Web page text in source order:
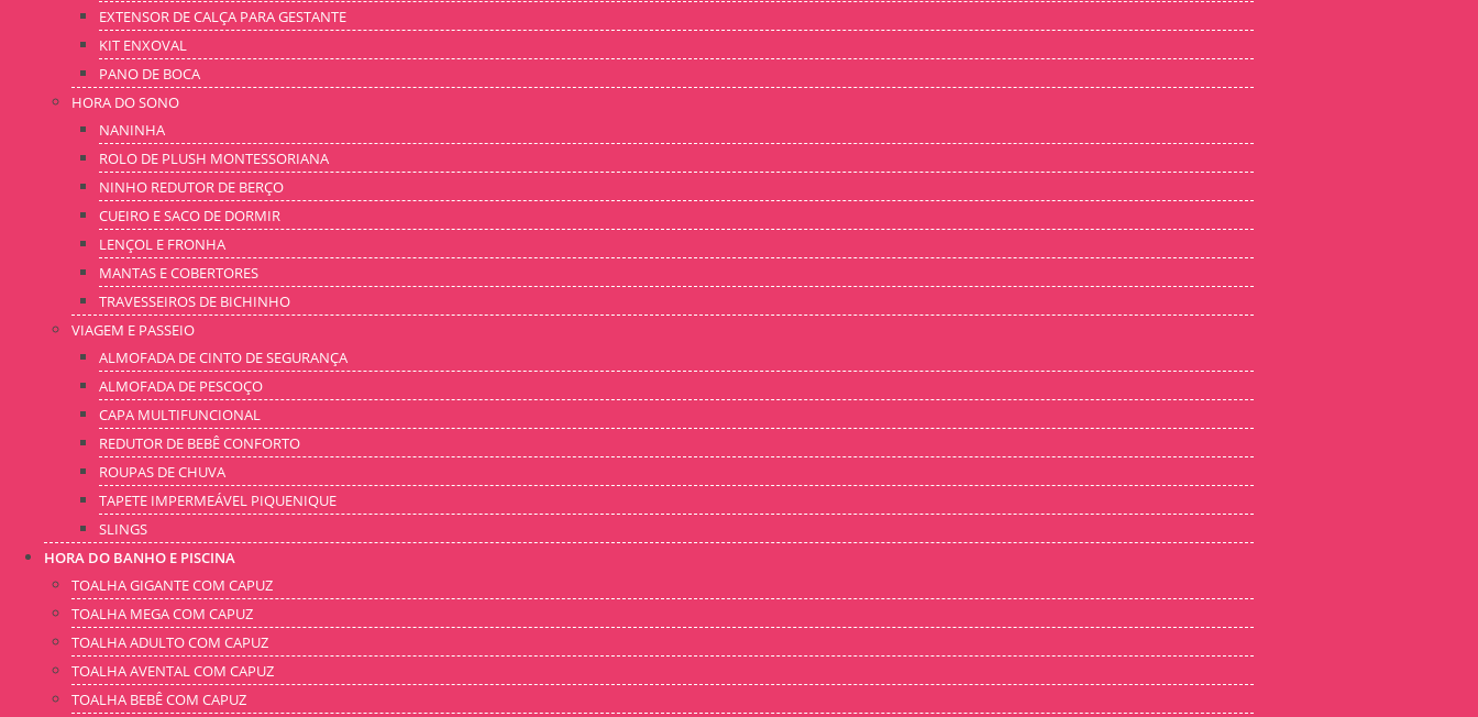
EXTENSOR DE CALÇA PARA GESTANTE
KIT ENXOVAL
PANO DE BOCA
HORA DO SONO
NANINHA
ROLO DE PLUSH MONTESSORIANA
NINHO REDUTOR DE BERÇO
CUEIRO E SACO DE DORMIR
LENÇOL E FRONHA
MANTAS E COBERTORES
TRAVESSEIROS DE BICHINHO
VIAGEM E PASSEIO
ALMOFADA DE CINTO DE SEGURANÇA
ALMOFADA DE PESCOÇO
CAPA MULTIFUNCIONAL
REDUTOR DE BEBÊ CONFORTO
ROUPAS DE CHUVA
TAPETE IMPERMEÁVEL PIQUENIQUE
SLINGS
HORA DO BANHO E PISCINA
TOALHA GIGANTE COM CAPUZ
TOALHA MEGA COM CAPUZ
TOALHA ADULTO COM CAPUZ
TOALHA AVENTAL COM CAPUZ
TOALHA BEBÊ COM CAPUZ